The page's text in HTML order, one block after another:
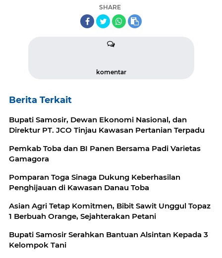
SHARE
komentar
Berita Terkait
Bupati Samosir, Dewan Ekonomi Nasional, dan
Direktur PT. JCO Tinjau Kawasan Pertanian Terpadu
Pemkab Toba dan BI Panen Bersama Padi Varietas
Gamagora
Pomparan Toga Sinaga Dukung Keberhasilan
Penghijauan di Kawasan Danau Toba
Asian Agri Tetap Komitmen, Bibit Sawit Unggul Topaz
1 Berbuah Orange, Sejahterakan Petani
Bupati Samosir Serahkan Bantuan Alsintan Kepada 3
Kelompok Tani